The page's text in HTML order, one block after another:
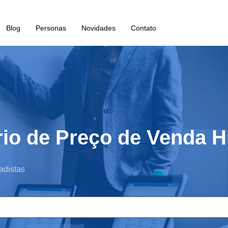
Blog Personas Novidades Contato
de Preço de Venda